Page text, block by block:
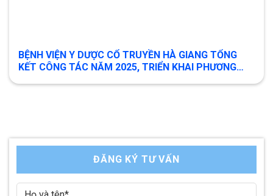
BỆNH VIỆN Y DƯỢC CỔ TRUYỀN HÀ GIANG TỔNG
KẾT CÔNG TÁC NĂM 2025, TRIỂN KHAI PHƯƠNG
ĐĂNG KÝ TƯ VẤN